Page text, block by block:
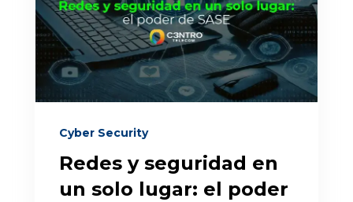
Cyber Security
Redes y seguridad en
un solo lugar: el poder